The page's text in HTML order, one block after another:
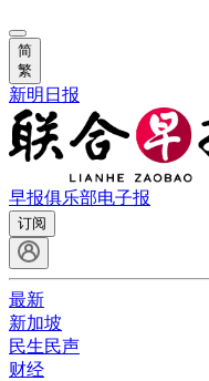
简
繁
新明日报
早报俱乐部电子报
订阅
最新
新加坡
民生民声
财经